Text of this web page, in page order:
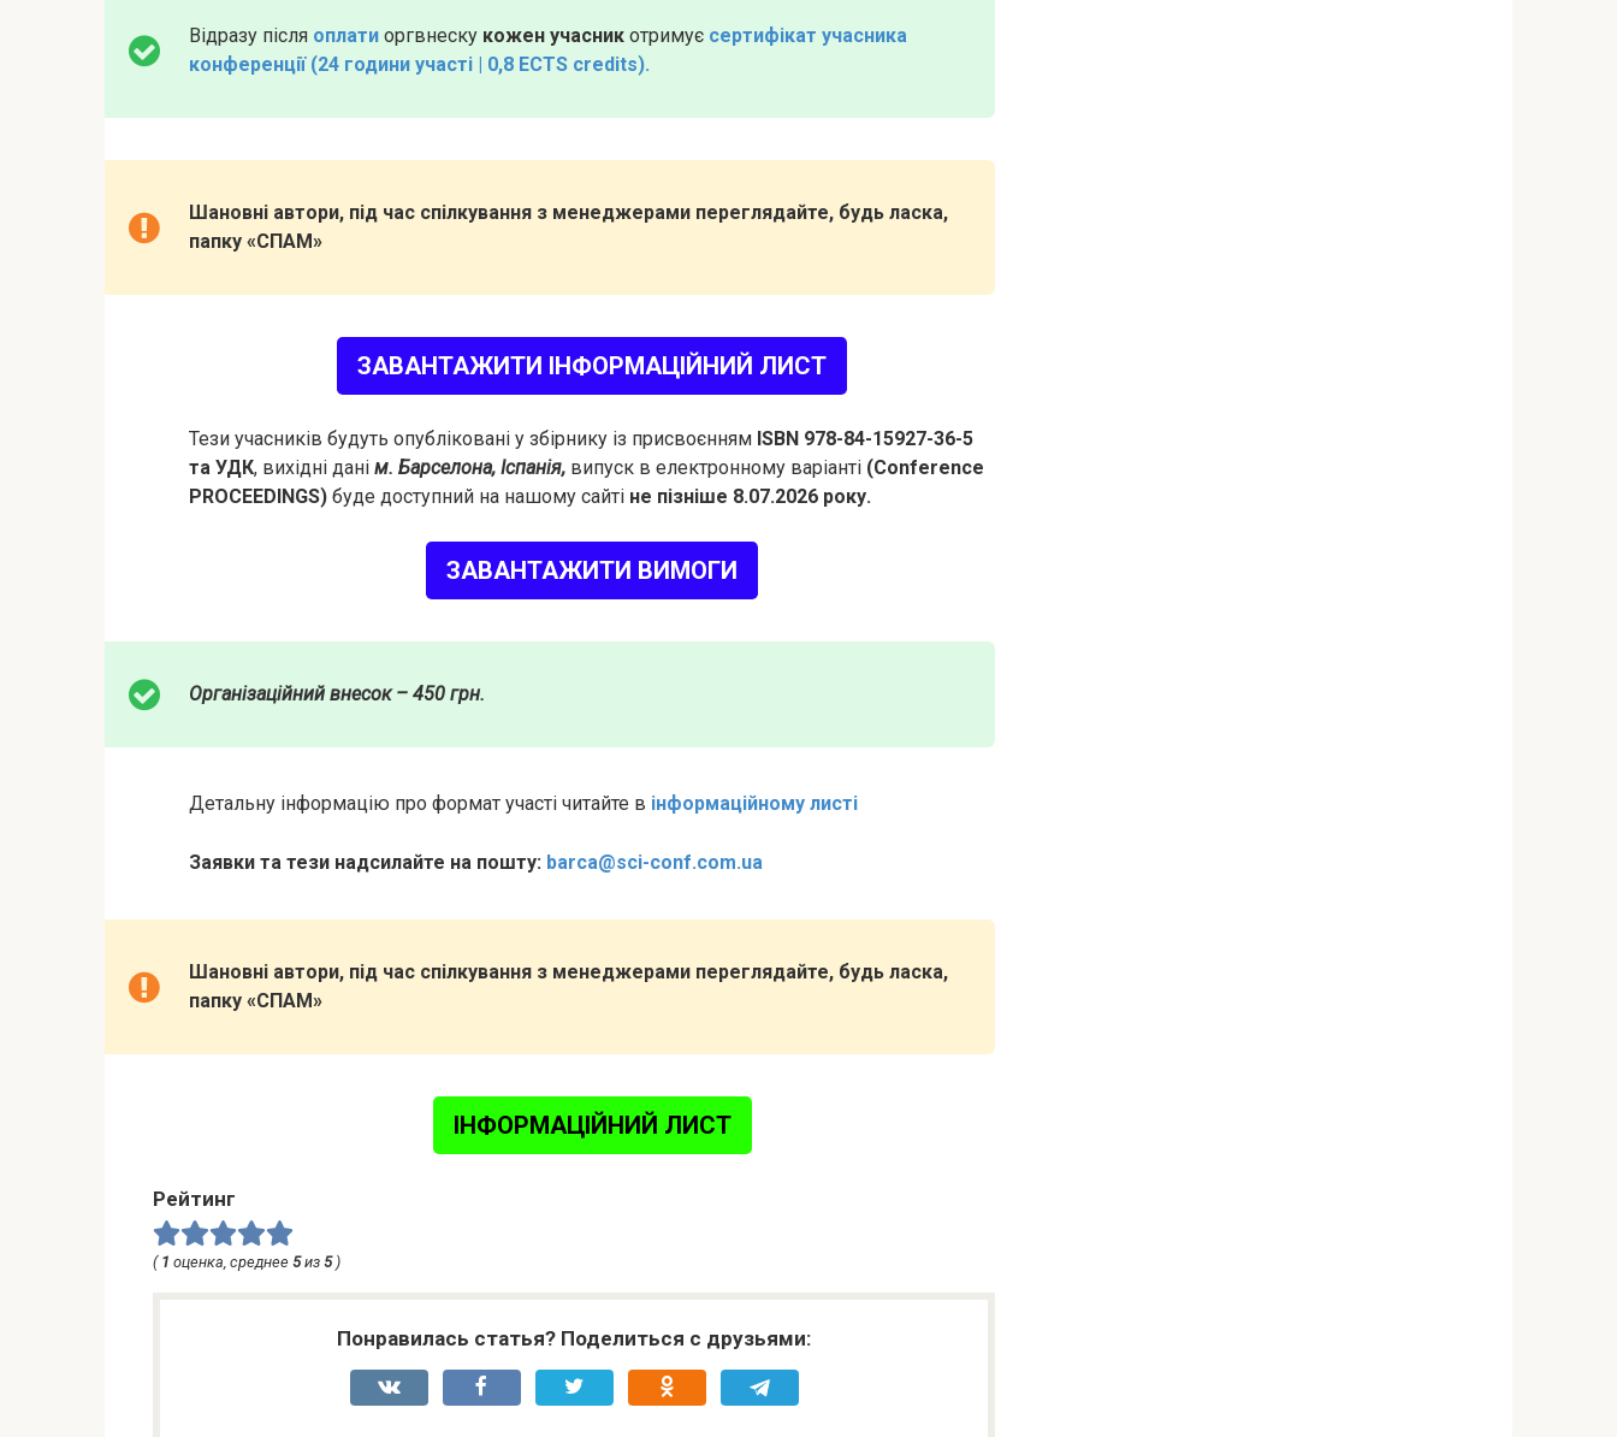
Відразу після оплати оргвнеску кожен учасник отримує сертифікат учасника
конференції (24 години участі | 0,8 ECTS credits).
Шановні автори, під час спілкування з менеджерами переглядайте, будь ласка,
папку «СПАМ»
ЗАВАНТАЖИТИ ІНФОРМАЦІЙНИЙ ЛИСТ
Тези учасників будуть опубліковані у збірнику із присвоєнням ISBN 978-84-15927-36-5
та УДК, вихідні дані м. Барселона, Іспанія, випуск в електронному варіанті (Conference
PROCEEDINGS) буде доступний на нашому сайті не пізніше 8.07.2026 року.
ЗАВАНТАЖИТИ ВИМОГИ
Організаційний внесок – 450 грн.
Детальну інформацію про формат участі читайте в інформаційному листі
Заявки та тези надсилайте на пошту: barca@sci-conf.com.ua
Шановні автори, під час спілкування з менеджерами переглядайте, будь ласка,
папку «СПАМ»
ІНФОРМАЦІЙНИЙ ЛИСТ
Рейтинг
( 1 оценка, среднее 5из 5)
Понравилась статья? Поделиться с друзьями: